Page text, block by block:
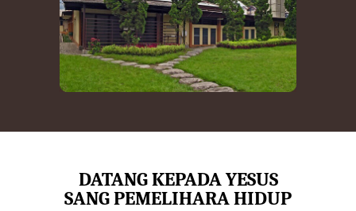
DATANG KEPADA YESUS
SANG PEMELIHARA HIDUP